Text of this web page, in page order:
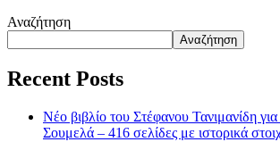
Αναζήτηση
Αναζήτηση
Recent Posts
Νέο βιβλίο του Στέφανου Τανιμανίδη
Σουμελά – 416 σελίδες με ιστορικά